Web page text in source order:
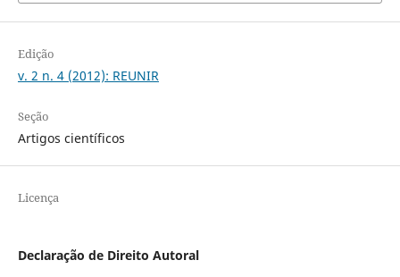
Edição
v. 2 n. 4 (2012): REUNIR
Seção
Artigos científicos
Licença
Declaração de Direito Autoral